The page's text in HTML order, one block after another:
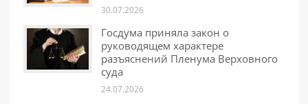
30.07.2026
Госдума приняла закон о
руководящем характере
разъяснений Пленума Верховного
суда
24.07.2026